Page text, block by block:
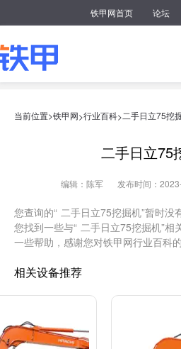
铁甲网首页 论坛
当前位置>铁甲网>行业百科>二手日立75挖
二手日立75
编辑：陈军 发布时间：
您查询的“ 二手日立75挖掘机”暂时没
您找到一些与“ 二手日立75挖掘机”相
一些帮助，感谢您对铁甲网行业百科的
相关设备推荐